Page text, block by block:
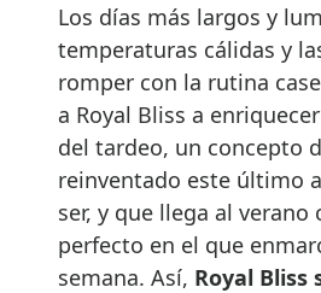
Los días más largos y
temperaturas cálidas y
romper con la rutina
a Royal Bliss a
del tardeo, un concepto
reinventado este último
ser, y que llega al verano
perfecto en el que
semana. Así, Royal Bliss